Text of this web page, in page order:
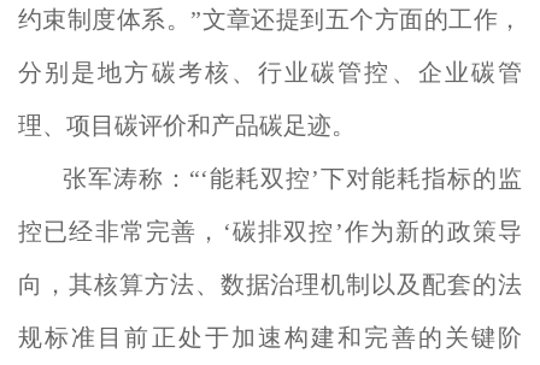
约束制度体系。”文章还提到五个方面的工作，
分别是地方碳考核、行业碳管控、企业碳管
理、项目碳评价和产品碳足迹。
张军涛称：“‘能耗双控’下对能耗指标的监
控已经非常完善，‘碳排双控’作为新的政策导
向，其核算方法、数据治理机制以及配套的法
规标准目前正处于加速构建和完善的关键阶